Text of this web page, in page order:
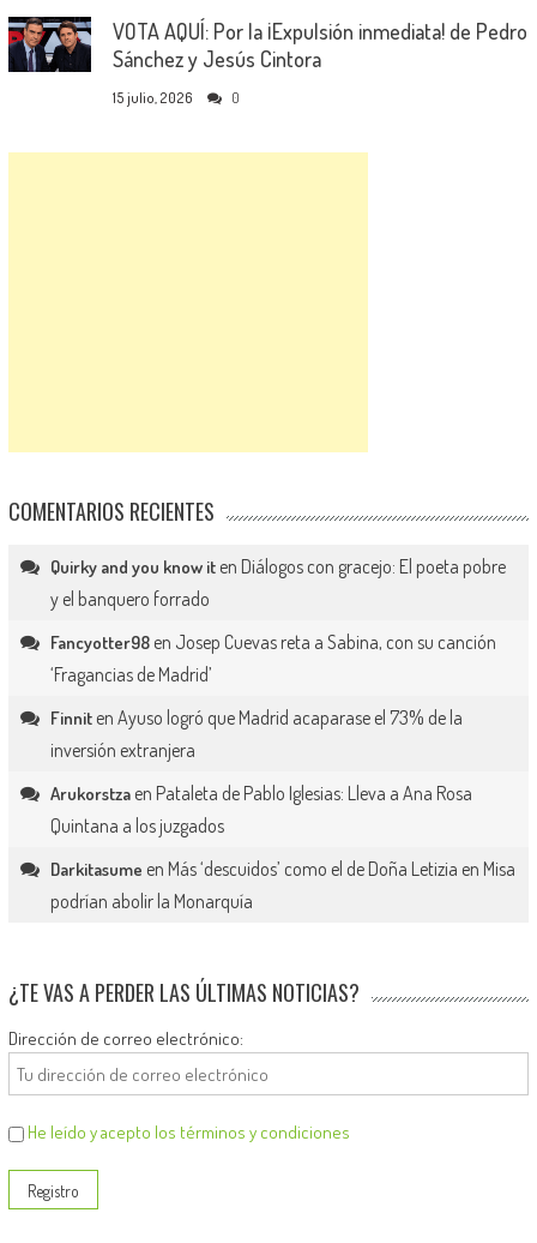
VOTA AQUÍ: Por la ¡Expulsión inmediata! de Pedro
Sánchez y Jesús Cintora
15 julio, 2026 0
COMENTARIOS RECIENTES
Quirky and you know iten Diálogos con gracejo: El poeta pobre
y el banquero forrado
Fancyotter98en Josep Cuevas reta a Sabina, con su canción
‘Fragancias de Madrid’
Finniten Ayuso logró que Madrid acaparase el 73% de la
inversión extranjera
Arukorstzaen Pataleta de Pablo Iglesias: Lleva a Ana Rosa
Quintana a los juzgados
Darkitasume en Más ‘descuidos’ como el de Doña Letizia en Misa
podrían abolir la Monarquía
¿TE VAS A PERDER LAS ÚLTIMAS NOTICIAS?
Dirección de correo electrónico:
He leído y acepto los términos y condiciones